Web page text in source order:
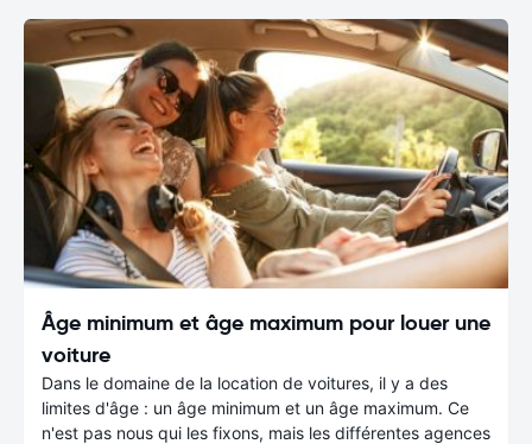
Âge minimum et âge maximum pour louer une
voiture
Dans le domaine de la location de voitures, il y a des
limites d'âge : un âge minimum et un âge maximum. Ce
n'est pas nous qui les fixons, mais les différentes agences